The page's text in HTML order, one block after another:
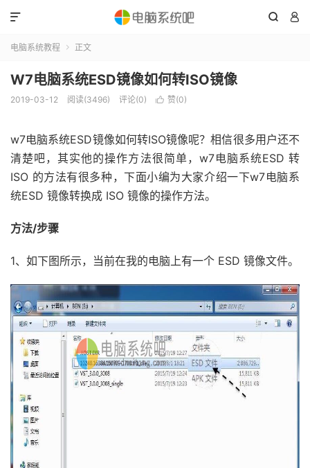
 

电脑系统教程  正文
W7电脑系统ESD镜像如何转ISO镜像
2019-03-12 阅读(3496) 评论(0)  赞(0)
w7电脑系统ESD镜像如何转ISO镜像呢？相信很多用户还不
清楚吧，其实他的操作方法很简单，w7电脑系统ESD 转
ISO 的方法有很多种，下面小编为大家介绍一下w7电脑系
统ESD 镜像转换成 ISO 镜像的操作方法。
方法/步骤
1、如下图所示，当前在我的电脑上有一个 ESD 镜像文件。